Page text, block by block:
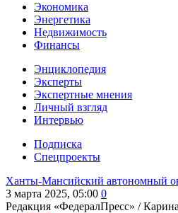
Экономика
Энергетика
Недвижимость
Финансы
Энциклопедия
Эксперты
Экспертные мнения
Личный взгляд
Интервью
Подписка
Спецпроекты
Ханты-Мансийский автономный
3 марта 2025, 05:00 0
Редакция «ФедералПресс» /